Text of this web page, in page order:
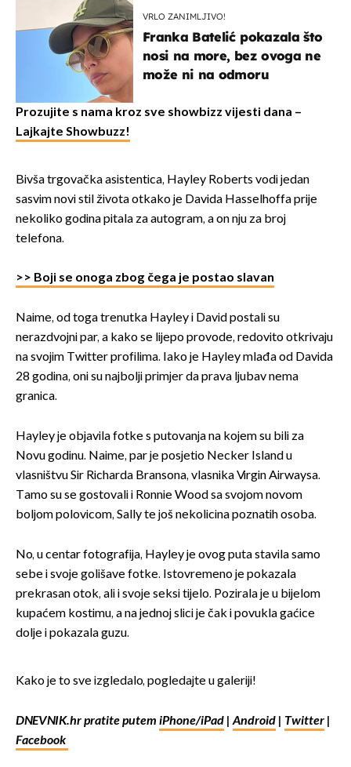
VRLO ZANIMLJIVO!
Franka Batelić pokazala što
nosi na more, bez ovoga ne
može ni na odmoru
Prozujite s nama kroz sve showbizz vijesti dana –
Lajkajte Showbuzz!
Bivša trgovačka asistentica, Hayley Roberts vodi jedan
sasvim novi stil života otkako je Davida Hasselhoffa prije
nekoliko godina pitala za autogram, a on nju za broj
telefona.
>> Boji se onoga zbog čega je postao slavan
Naime, od toga trenutka Hayley i David postali su
nerazdvojni par, a kako se lijepo provode, redovito otkrivaju
na svojim Twitter profilima. Iako je Hayley mlađa od Davida
28 godina, oni su najbolji primjer da prava ljubav nema
granica.
Hayley je objavila fotke s putovanja na kojem su bili za
Novu godinu. Naime, par je posjetio Necker Island u
vlasništvu Sir Richarda Bransona, vlasnika Virgin Airwaysa.
Tamo su se gostovali i Ronnie Wood sa svojom novom
boljom polovicom, Sally te još nekolicina poznatih osoba.
No, u centar fotografija, Hayley je ovog puta stavila samo
sebe i svoje golišave fotke. Istovremeno je pokazala
prekrasan otok, ali i svoje seksi tijelo. Pozirala je u bijelom
kupaćem kostimu, a na jednoj slici je čak i povukla gaćice
dolje i pokazala guzu.
Kako je to sve izgledalo, pogledajte u galeriji!
DNEVNIK.hr pratite putem iPhone/iPad |Android | Twitter |
Facebook